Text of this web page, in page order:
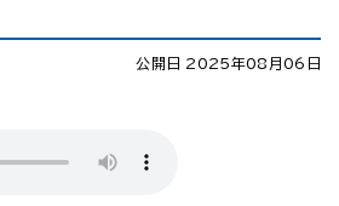
公開日 2025年08月06日